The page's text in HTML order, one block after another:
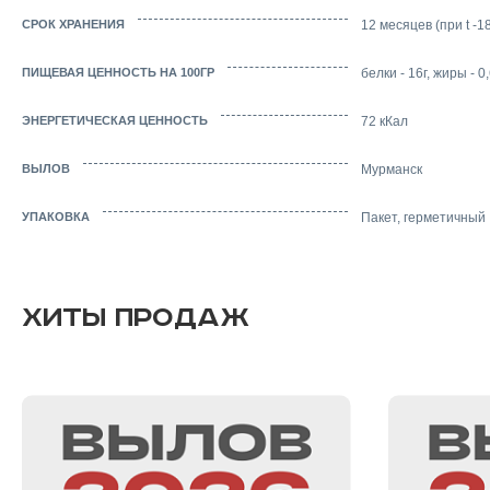
СРОК ХРАНЕНИЯ 12 месяцев (при t -
ПИЩЕВАЯ ЦЕННОСТЬ НА 100ГР белки - 16г, жиры -
ЭНЕРГЕТИЧЕСКАЯ ЦЕННОСТЬ 72 кКал
ВЫЛОВ Мурманск
УПАКОВКА Пакет, герметичный
ХИТЫ ПРОДАЖ